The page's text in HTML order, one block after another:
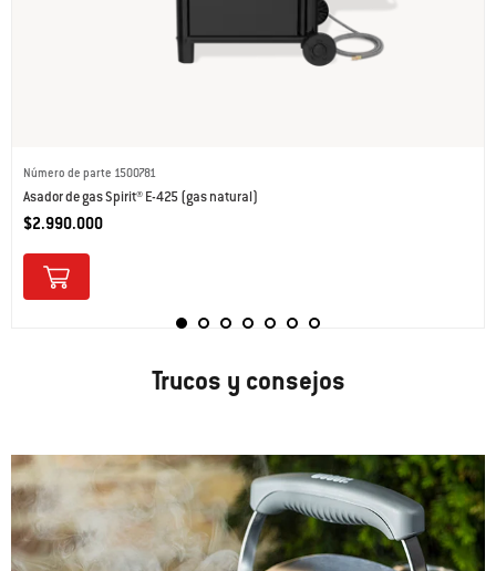
Número de parte 1500781
Asador de gas Spirit® E-425 (gas natural)
$2.990.000
Trucos y consejos